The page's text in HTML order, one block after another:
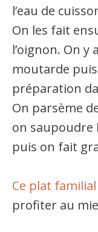
l’eau de
On les fait
l’oignon. On y
moutarde
préparation
On parsème
on saupoudre
puis on fait
Ce plat familial
profiter au